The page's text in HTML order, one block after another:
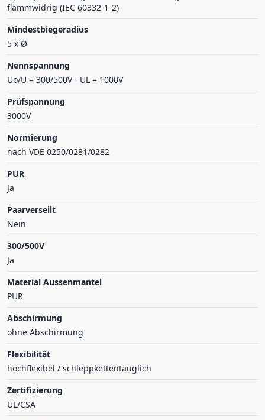
flammwidrig (IEC 60332-1-2)
Mindestbiegeradius
5 x Ø
Nennspannung
Uo/U = 300/500V - UL = 1000V
Prüfspannung
3000V
Normierung
nach VDE 0250/0281/0282
PUR
Ja
Paarverseilt
Nein
300/500V
Ja
Material Aussenmantel
PUR
Abschirmung
ohne Abschirmung
Flexibilität
hochflexibel / schleppkettentauglich
Zertifizierung
UL/CSA